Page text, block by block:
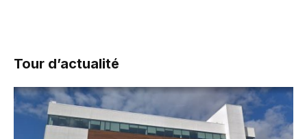
Tour d’actualité